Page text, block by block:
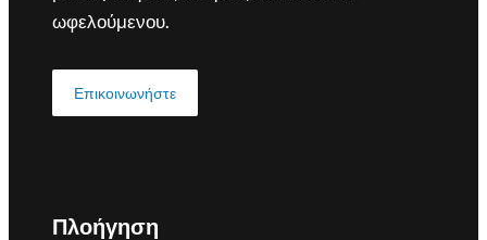
ωφελούμενου.
Επικοινωνήστε
Πλοήγηση